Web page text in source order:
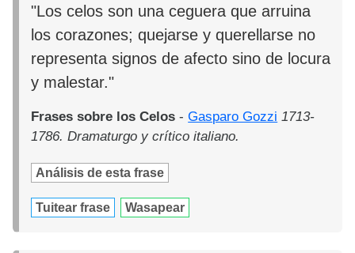
"Los celos son una ceguera que arruina
los corazones; quejarse y querellarse no
representa signos de afecto sino de locura
y malestar."
Frases sobre los Celos -Gasparo Gozzi 1713-
1786. Dramaturgo y crítico italiano.
Análisis de esta frase
Tuitear frase Wasapear